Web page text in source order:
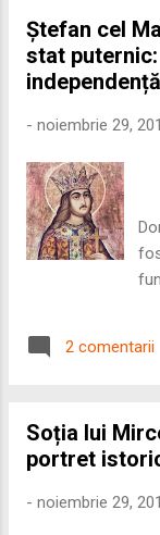
Ștefan cel
stat
- noiembrie 29,
2 comentarii
Soția lui
portret
- noiembrie 29,